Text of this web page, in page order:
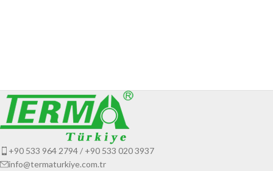
+90 533 964 2794 / +90 533 020 3937
info@termaturkiye.com.tr